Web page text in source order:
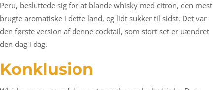
Peru, besluttede sig for at blande whisky med citron, den mest
brugte aromatiske i dette land, og lidt sukker til sidst. Det var
den første version af denne cocktail, som stort set er uændret
den dag i dag.
Konklusion